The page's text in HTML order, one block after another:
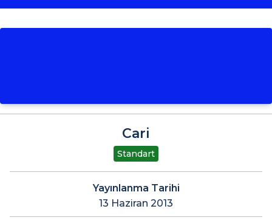
Cari
Standart
Yayınlanma Tarihi
13 Haziran 2013